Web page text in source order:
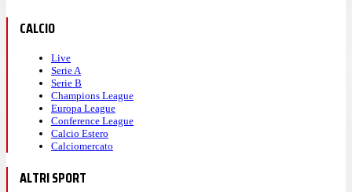
CALCIO
Live
Serie A
Serie B
Champions League
Europa League
Conference League
Calcio Estero
Calciomercato
ALTRI SPORT